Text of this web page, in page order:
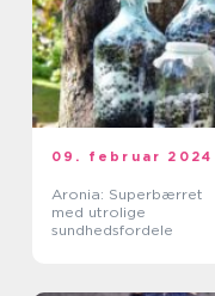
09. februar 2024
Aronia: Superbærret
med utrolige
sundhedsfordele